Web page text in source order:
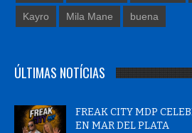
Kayro Mila Mane buena
ÚLTIMAS NOTÍCIAS
FREAK CITY MDP
EN MAR DEL PLATA